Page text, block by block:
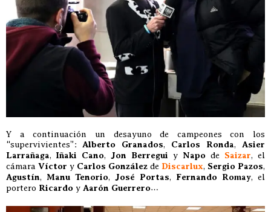
Y a continuación un desayuno de campeones con los
“supervivientes”: Alberto Granados, Carlos Ronda, Asier
Larrañaga, Iñaki Cano, Jon Berregui y Napo de Saizar, el
cámara Víctor y Carlos González de Discarlux, Sergio Pazos,
Agustín, Manu Tenorio, José Portas, Fernando Romay, el
portero Ricardo y Aarón Guerrero…